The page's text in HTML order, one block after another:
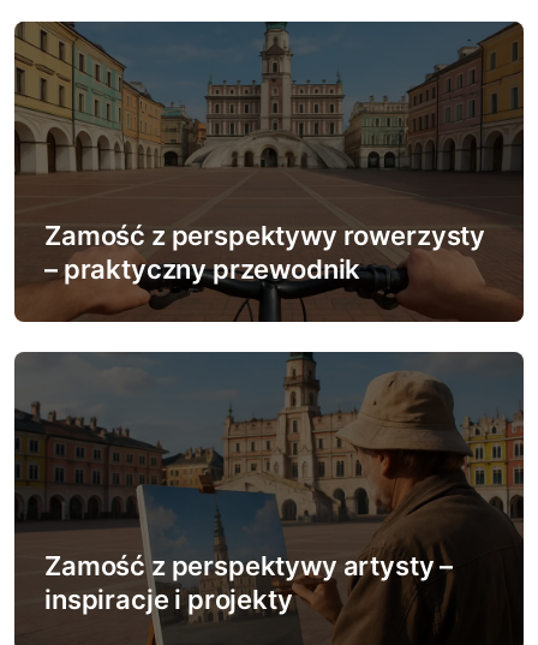
g
a
c
j
p
i
s
u
Zamość z perspektywy rowerzysty
– praktyczny przewodnik
Zamość z perspektywy artysty –
inspiracje i projekty